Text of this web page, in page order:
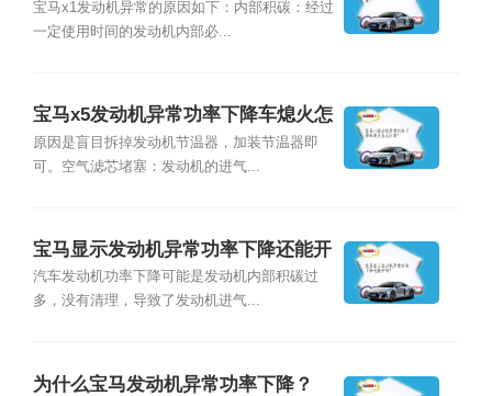
宝马x1发动机异常的原因如下：内部积碳：经过
一定使用时间的发动机内部必...
宝马x5发动机异常功率下降车熄火怎
么回事？
原因是盲目拆掉发动机节温器，加装节温器即
可。空气滤芯堵塞：发动机的进气...
宝马显示发动机异常功率下降还能开
吗?
汽车发动机功率下降可能是发动机内部积碳过
多，没有清理，导致了发动机进气...
为什么宝马发动机异常功率下降？